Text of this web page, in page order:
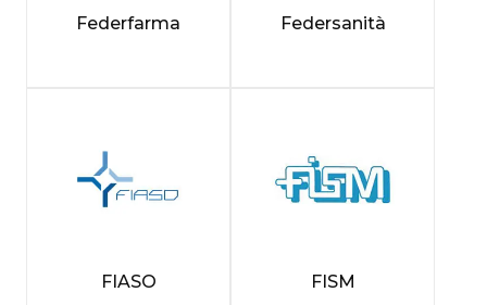
Federfarma Federsanità
FIASO FISM